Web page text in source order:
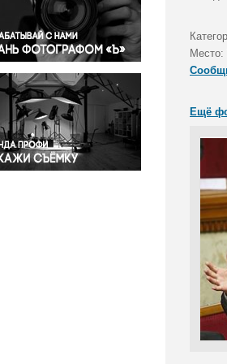
Правосудие
Происшествия и конфликты
Религия
Светская жизнь
Спорт
Экология
Экономика и бизнес
Место:
Ещё